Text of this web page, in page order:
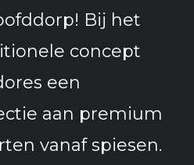
Bij het
concept
een
aan premium
vanaf spiesen.